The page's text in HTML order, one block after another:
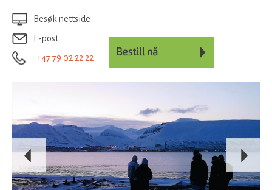
Besøk nettside
E-post
+47 79 02 22 22